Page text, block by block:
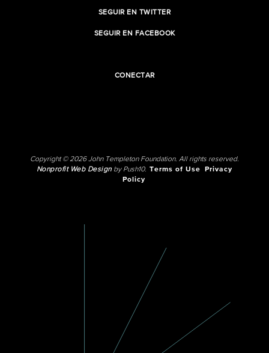
SEGUIR EN TWITTER
SEGUIR EN FACEBOOK
CONECTAR
Copyright © 2026 John Templeton Foundation. All rights reserved.
Nonprofit Web Designby Push10. Terms of Use
Privacy
Policy